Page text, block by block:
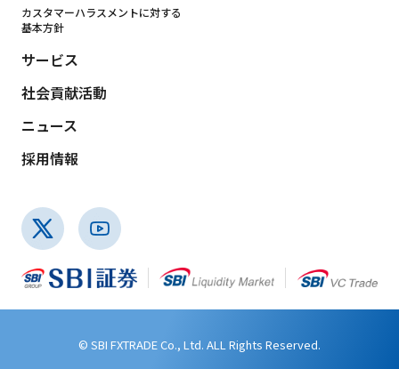
カスタマーハラスメントに対する
基本方針
サービス
社会貢献活動
ニュース
採用情報
© SBI FXTRADE Co., Ltd. ALL Rights Reserved.